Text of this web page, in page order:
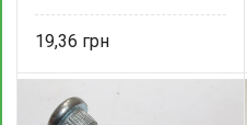
19,36